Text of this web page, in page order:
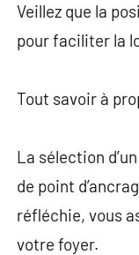
Veillez que la
pour faciliter la
Tout savoir à
La sélection
de point
réfléchie, vous
votre foyer.